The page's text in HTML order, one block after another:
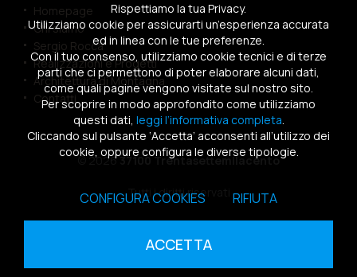
Homepage
Chi siamo
Sergio Rocca
Realizzazioni e Progetti
Architettura di Montagna
Contatti
© 202637100 Trentasettemilacento
Tutti i diritti riservati
Sitemap|Privacy Policy|Cookies Policy
Rispettiamo la tua Privacy.
Utilizziamo cookie per assicurarti un’esperienza accurata
ed in linea con le tue preferenze.
Con il tuo consenso, utilizziamo cookie tecnici e di terze
parti che ci permettono di poter elaborare alcuni dati,
come quali pagine vengono visitate sul nostro sito.
Per scoprire in modo approfondito come utilizziamo
questi dati, leggi l’informativa completa.
Cliccando sul pulsante ‘Accetta’ acconsenti all’utilizzo dei
cookie, oppure configura le diverse tipologie.
CONFIGURA COOKIES RIFIUTA
ACCETTA